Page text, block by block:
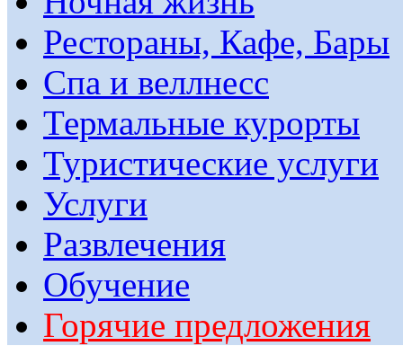
Рестораны, Кафе, Бары
Спа и веллнесс
Термальные курорты
Туристические услуги
Услуги
Развлечения
Обучение
Горячие предложения